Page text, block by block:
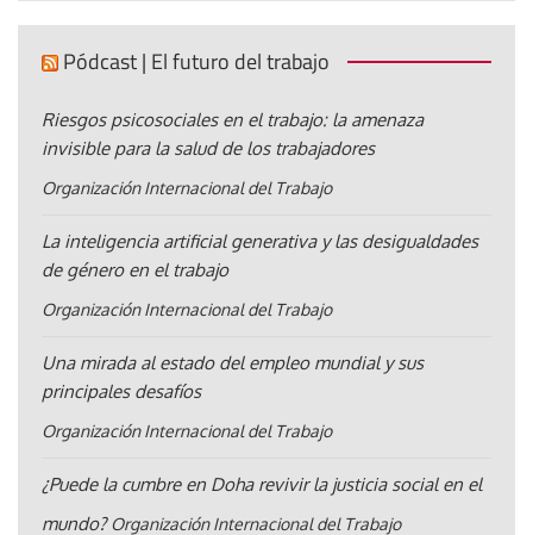
Pódcast | El futuro del trabajo
Riesgos psicosociales en el trabajo: la amenaza
invisible para la salud de los trabajadores
Organización Internacional del Trabajo
La inteligencia artificial generativa y las desigualdades
de género en el trabajo
Organización Internacional del Trabajo
Una mirada al estado del empleo mundial y sus
principales desafíos
Organización Internacional del Trabajo
¿Puede la cumbre en Doha revivir la justicia social en el
mundo? Organización Internacional del Trabajo